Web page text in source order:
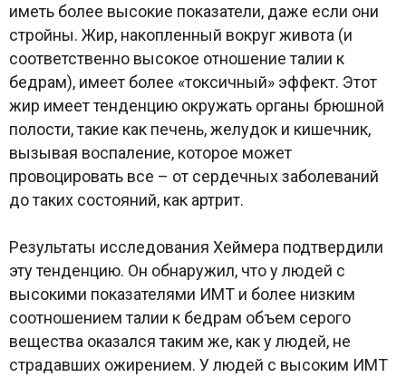
иметь более высокие показатели, даже если они
стройны. Жир, накопленный вокруг живота (и
соответственно высокое отношение талии к
бедрам), имеет более «токсичный» эффект. Этот
жир имеет тенденцию окружать органы брюшной
полости, такие как печень, желудок и кишечник,
вызывая воспаление, которое может
провоцировать все – от сердечных заболеваний
до таких состояний, как артрит.
Результаты исследования Хеймера подтвердили
эту тенденцию. Он обнаружил, что у людей с
высокими показателями ИМТ и более низким
соотношением талии к бедрам объем серого
вещества оказался таким же, как у людей, не
страдавших ожирением. У людей с высоким ИМТ